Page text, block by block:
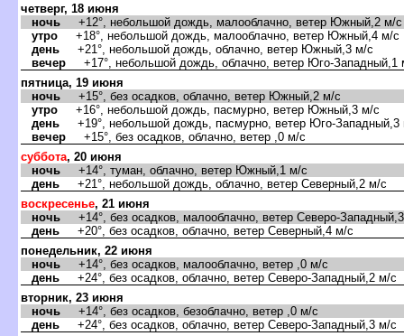
четверг, 18 июня
ночь +12°, небольшой дождь, малооблачно, ветер Южный,2 м/с
утро +18°, небольшой дождь, малооблачно, ветер Южный,4 м/с
день +21°, небольшой дождь, облачно, ветер Южный,3 м/с
ечер +17°, небольшой дождь, облачно, ветер Юго-Западный,1
пятница, 19 июня
ночь +15°, без осадков, облачно, ветер Южный,2 м/с
утро +16°, небольшой дождь, пасмурно, ветер Южный,3 м/с
день +19°, небольшой дождь, пасмурно, ветер Юго-Западный,3
ечер +15°, без осадков, облачно, ветер ,0 м/с
суббота, 20 июня
ночь +14°, туман, облачно, ветер Южный,1 м/с
день +21°, небольшой дождь, облачно, ветер Северный,2 м/с
оскресенье, 21 июня
ночь +14°, без осадков, малооблачно, ветер Северо-
день +20°, без осадков, облачно, ветер Северный,4 м/с
понедельник, 22 июня
ночь +14°, без осадков, малооблачно, ветер ,0 м/с
день +24°, без осадков, облачно, ветер Северо-Западный,2 м/с
торник, 23 июня
ночь +14°, без осадков, безоблачно, ветер ,0 м/с
день +24°, без осадков, облачно, ветер Северо-Западный,3 м/с